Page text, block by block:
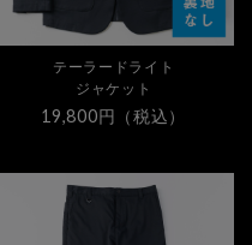
テーラードライト
ジャケット
19,800円（税込）